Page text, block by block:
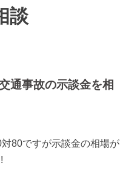
談
通事故の示談金を相
80ですが示談金の相場が